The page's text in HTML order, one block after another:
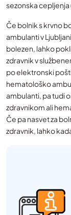
sezonska
Če bolnik s krvno
ambulanti v
bolezen, lahko
zdravnik v
po elektronski
hematološko
ambulanti, pa tudi
zdravnikom ali
Če pa nasvet za
zdravnik, lahko